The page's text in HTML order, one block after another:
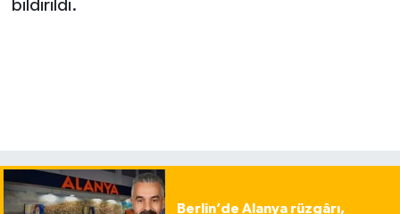
bildirildi.
Berlin’de Alanya rüzgârı,